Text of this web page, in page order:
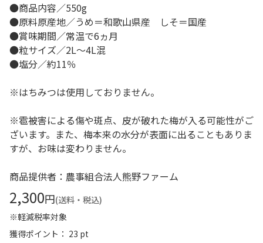
●商品内容／550g
●原料原産地／うめ＝和歌山県産 しそ＝国産
●賞味期間／常温で6ヵ月
●粒サイズ／2L～4L混
●塩分／約11％
※はちみつは使用しておりません。
※雹被害による傷や斑点、皮が破れた梅が入る可能性がご
ざいます。また、梅本来の水分が表面に出ることもありま
すが、お味は変わりません。
商品提供者：農事組合法人熊野ファーム
2,300円(送料・税込)
※軽減税率対象
獲得ポイント： 23 pt